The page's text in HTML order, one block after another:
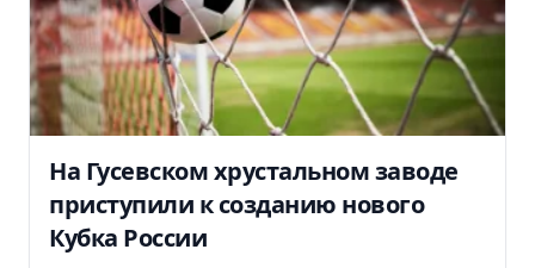
На Гусевском хрустальном заводе
приступили к созданию нового
Кубка России